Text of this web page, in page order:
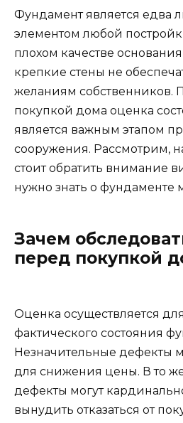
Фундамент является едва
элементом любой
плохом качестве
крепкие стены не
желаниям собственников.
покупкой дома оценка
является важным этапом
сооружения. Рассмотрим,
стоит обратить внимание
нужно знать о фундаменте
Зачем
перед покупкой
Оценка осуществляется
фактического состояния
Незначительные дефекты
для снижения цены. В то
дефекты могут
вынудить отказаться от